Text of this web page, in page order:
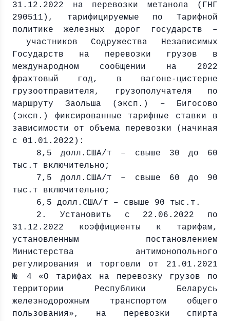
31.12.2022 на перевозки метанола (ГНГ
290511), тарифицируемые по Тарифной
политике железных дорог государств –
участников Содружества Независимых
Государств на перевозки грузов в
международном сообщении на 2022
фрахтовый год, в вагоне-цистерне
грузоотправителя, грузополучателя по
маршруту Заольша (эксп.) – Бигосово
(эксп.) фиксированные тарифные ставки в
зависимости от объема перевозки (начиная
с 01.01.2022):
8,5 долл.США/т – свыше 30 до 60
тыс.т включительно;
7,5 долл.США/т – свыше 60 до 90
тыс.т включительно;
6,5 долл.США/т – свыше 90 тыс.т.
2. Установить с 22.06.2022 по
31.12.2022 коэффициенты к тарифам,
установленным постановлением
Министерства антимонопольного
регулирования и торговли от 21.01.2021
№ 4 «О тарифах на перевозку грузов по
территории Республики Беларусь
железнодорожным транспортом общего
пользования», на перевозки спирта